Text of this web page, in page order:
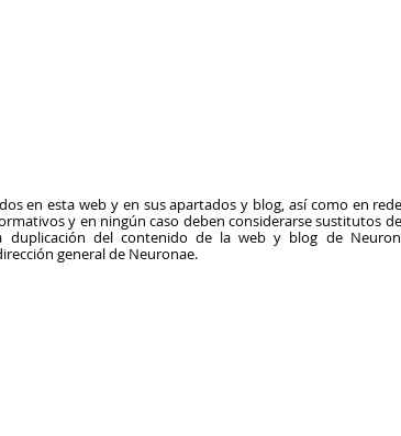
en esta web y en sus apartados y blog, así como en
y en ningún caso deben considerarse sustitutos
duplicación del contenido de la web y blog de
general de Neuronae.